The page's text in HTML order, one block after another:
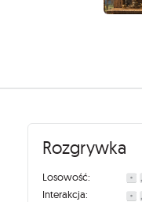
Rozgrywka
Losowość:
Interakcja: